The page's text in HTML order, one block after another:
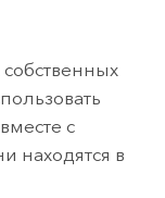
с
находятся в